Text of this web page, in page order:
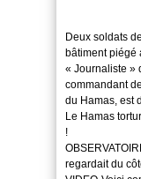
Deux soldats
bâtiment piégé
« Journaliste »
commandant
du Hamas, est
Le Hamas
!
regardait du